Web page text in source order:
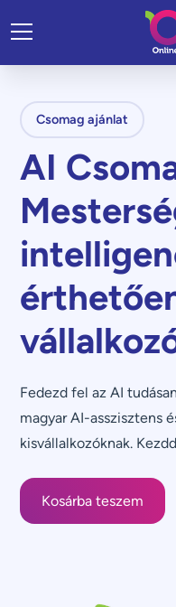
Csomag ajánlat
AI
Fedezd fel az AI
magyar AI-asszisztens
kisvállalkozóknak.